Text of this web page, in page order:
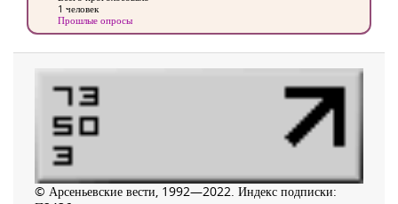
1 человек
Прошлые опросы
© Арсеньевские вести, 1992—2022. Индекс подписки: